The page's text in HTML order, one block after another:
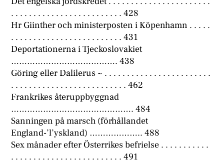
. . . . . . . . . . . . . . . . . . . . . . . . . 428
Hr Giinther och ministerposten i Köpenhamn . . . . .
. . . . . . . . . . . . . . . . . . . . . . . . . 431
Deportationerna i Tjeckoslovakiet
…………………………………. 438
Göring eller Dalilerus ~ . . . . . . . . . . . . . . . . . . . . . . . .
. . . . . . . . . . . . . . . . . . . . . . . . . . 462
Frankrikes återuppbyggnad
………………………………………. 484
Sanningen på marsch (förhållandet
England-’l’yskland) ……………….. 488
Sex månader efter Österrikes befrielse . . . . . . . . . . .
. . . . . . . . . . . . . . . . . . . . . . . . . 491